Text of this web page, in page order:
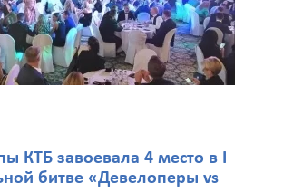
КТБ завоевала 4 место в I
битве «Девелоперы vs